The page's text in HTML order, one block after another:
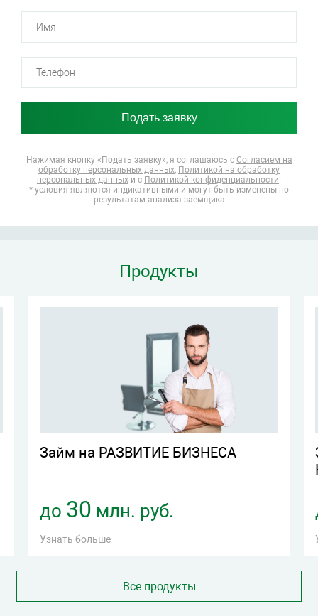
Нажимая кнопку «Подать заявку», я соглашаюсь с Согласием на
обработку персональных данных, Политикой на обработку
персональных данных и с Политикой конфиденциальности.
* условия являются индикативными и могут быть изменены по
результатам анализа заемщика
Продукты
Займ на РАЗВИТИЕ БИЗНЕСА
до 30 млн. руб.
Узнать больше
Все продукты